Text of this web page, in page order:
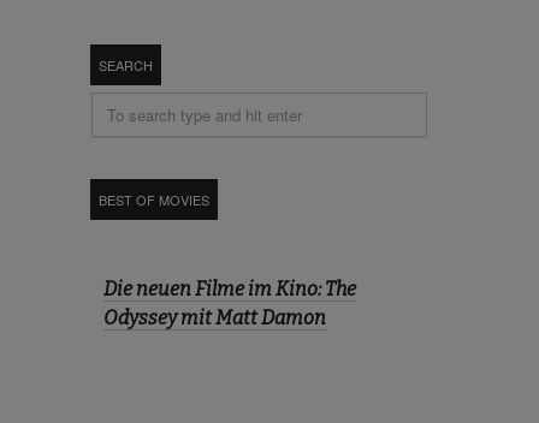
SEARCH
BEST OF MOVIES
Die neuen Filme im Kino: The
Odyssey mit Matt Damon